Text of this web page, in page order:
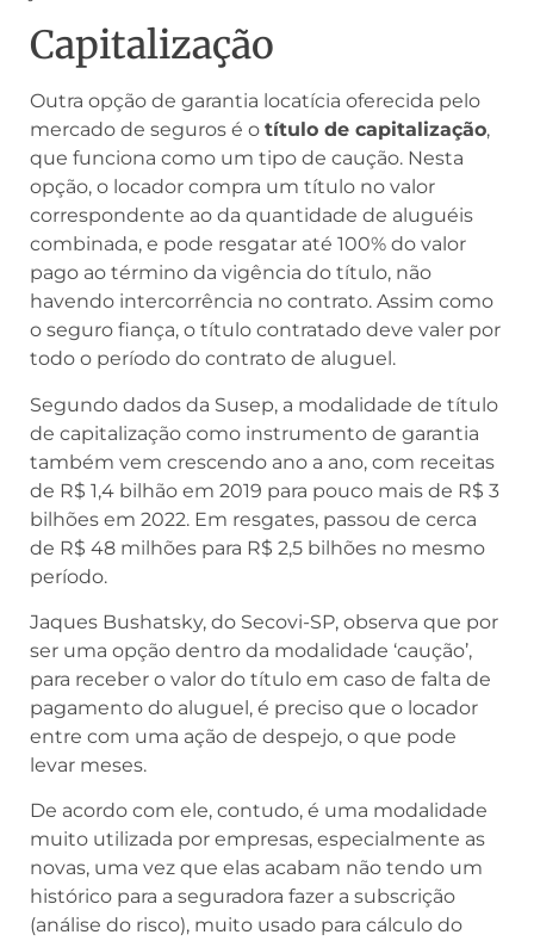
Capitalização
Outra opção de garantia locatícia oferecida pelo
mercado de seguros é o título de capitalização,
que funciona como um tipo de caução. Nesta
opção, o locador compra um título no valor
correspondente ao da quantidade de aluguéis
combinada, e pode resgatar até 100% do valor
pago ao término da vigência do título, não
havendo intercorrência no contrato. Assim como
o seguro fiança, o título contratado deve valer por
todo o período do contrato de aluguel.
Segundo dados da Susep, a modalidade de título
de capitalização como instrumento de garantia
também vem crescendo ano a ano, com receitas
de R$ 1,4 bilhão em 2019 para pouco mais de R$ 3
bilhões em 2022. Em resgates, passou de cerca
de R$ 48 milhões para R$ 2,5 bilhões no mesmo
período.
Jaques Bushatsky, do Secovi-SP, observa que por
ser uma opção dentro da modalidade ‘caução’,
para receber o valor do título em caso de falta de
pagamento do aluguel, é preciso que o locador
entre com uma ação de despejo, o que pode
levar meses.
De acordo com ele, contudo, é uma modalidade
muito utilizada por empresas, especialmente as
novas, uma vez que elas acabam não tendo um
histórico para a seguradora fazer a subscrição
(análise do risco), muito usado para cálculo do